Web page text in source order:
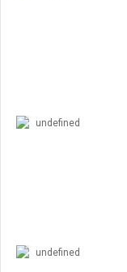
undefined
undefined